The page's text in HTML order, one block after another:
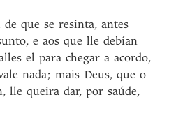
que se resinta, antes
e aos que lle debían
el para chegar a acordo,
nada; mais Deus, que o
lle queira dar, por saúde,